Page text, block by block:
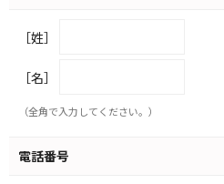
［姓］
［名］
（全角で入力してください。）
電話番号